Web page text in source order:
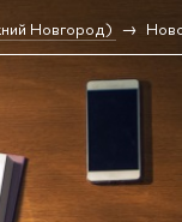
Новгород)